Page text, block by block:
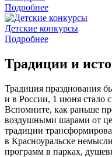
Подробнее
Детские конкурсы
Подробнее
Традиции и
Традиция празднования
и в России, 1 июня стало
Вспомните, как раньше
воздушными шарами от
традиции
в Красноуральске
программ в парках,